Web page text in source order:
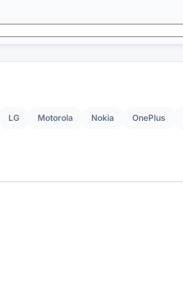
LG Motorola Nokia OnePlus